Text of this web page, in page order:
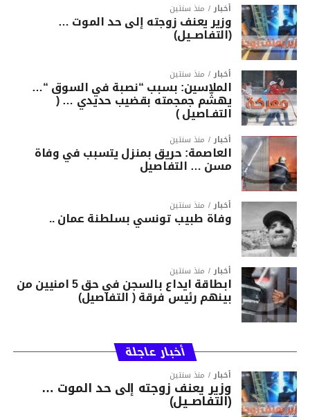
أخبار منذ سنتين
وزير يعنف زوجته إلى حد الموت …
(التفاصــيل)
أخبار منذ سنتين
الملاسين: بسبب “نصبة في السوق “…
يهشّم جمجمته بقضيب حديدي … (
التفـاصيل )
أخبار منذ سنتين
العاصمة: حريق بمنزل يتسبب في وفاة
مسن … التفاصيل
أخبار منذ سنتين
وفاة طبيب تونسي بسلطنة عمان ..
أخبار منذ سنتين
ابطاقة ايداع بالسجن في حق 5 امنيين من
بينهم رئيس فرقة ( التفاصيل)
أخبار عاجلة
أخبار منذ سنتين
وزير يعنف زوجته إلى حد الموت …
(التفاصــيل)